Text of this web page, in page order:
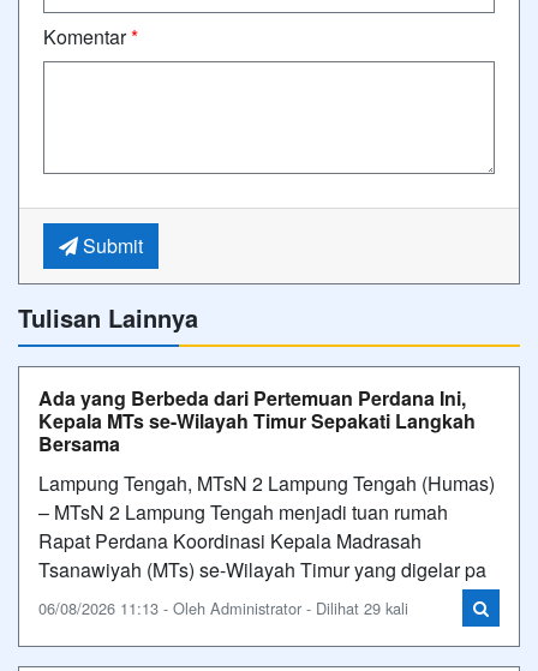
Komentar*
Submit
Tulisan Lainnya
Ada yang Berbeda dari Pertemuan Perdana Ini,
Kepala MTs se-Wilayah Timur Sepakati Langkah
Bersama
Lampung Tengah, MTsN 2 Lampung Tengah (Humas)
– MTsN 2 Lampung Tengah menjadi tuan rumah
Rapat Perdana Koordinasi Kepala Madrasah
Tsanawiyah (MTs) se-Wilayah Timur yang digelar pa
06/08/2026 11:13 - Oleh Administrator - Dilihat 29 kali